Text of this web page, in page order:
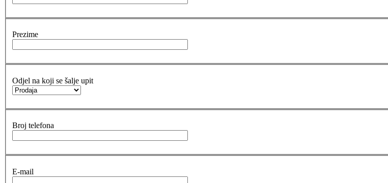
Prezime
Odjel na koji se šalje upit
Broj telefona
E-mail